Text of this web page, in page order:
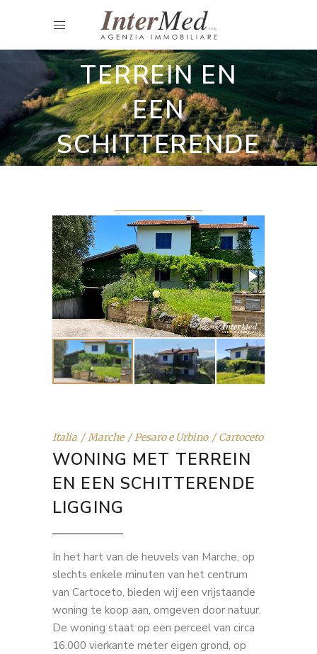
Gerenoveerde landhuizen
WONING MET
TERREIN EN
EEN
SCHITTERENDE
Italia Marche Pesaro e Urbino Cartoceto
WONING MET TERREIN
EN EEN SCHITTERENDE
LIGGING
In het hart van de heuvels van Marche, op
slechts enkele minuten van het centrum
van Cartoceto, bieden wij een vrijstaande
woning te koop aan, omgeven door natuur.
De woning staat op een perceel van circa
16.000 vierkante meter eigen grond, op